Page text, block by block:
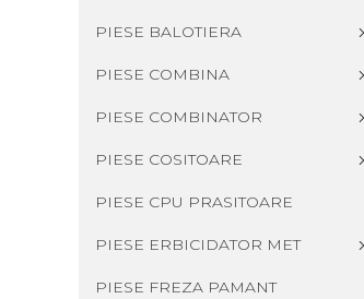
PIESE BALOTIERA
PIESE COMBINA
PIESE COMBINATOR
PIESE COSITOARE
PIESE CPU PRASITOARE
PIESE ERBICIDATOR MET
PIESE FREZA PAMANT